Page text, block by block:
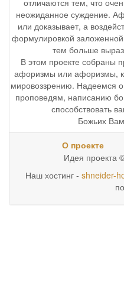
неожиданное суждение.
или доказывает, а
формулировкой
тем больше
В этом проекте собраны
афоризмы или афоризмы,
мировоззрению. Надеемся
проповедям, написанию
способствовать
Божьих
О проекте
Идея проекта
Наш хостинг - shneider-